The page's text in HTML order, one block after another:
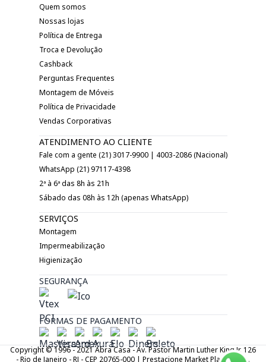
Quem somos
Nossas lojas
Política de Entrega
Troca e Devolução
Cashback
Perguntas Frequentes
Montagem de Móveis
Política de Privacidade
Vendas Corporativas
ATENDIMENTO AO CLIENTE
Fale com a gente (21) 3017-9900 | 4003-2086 (Nacional)
WhatsApp (21) 97117-4398
2ª à 6ª das 8h às 21h
Sábado das 08h às 12h (apenas WhatsApp)
SERVIÇOS
Montagem
Impermeabilização
Higienização
SEGURANÇA
FORMAS DE PAGAMENTO
Copyright © 1996 - 2021 Abra Casa - Av. Pastor Martin Luther King Jr. 126
- Rio de Janeiro - RJ - CEP 20765-000 | Prestacione Market Place LTDA.